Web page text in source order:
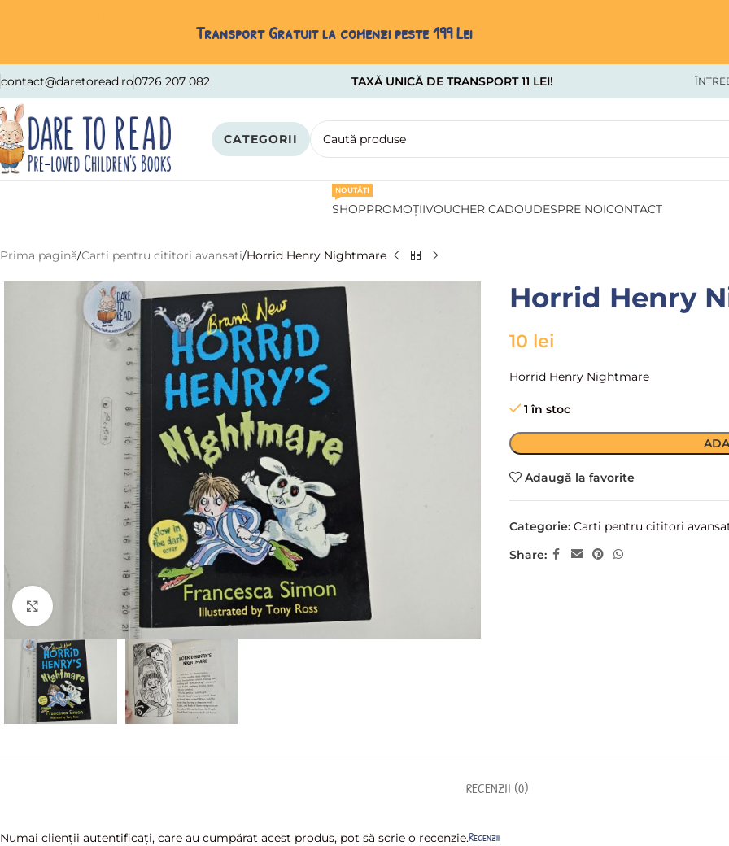
Transport Gratuit la comenzi peste 199 Lei
contact@daretoread.ro0726 207 082 TAXĂ UNICĂ DE TRANSPORT 11 LEI!
CATEGORII
SHOP
NOUTĂȚI
PROMOȚIIVOUCHER CADOUDESPRE NOICONTACT
Prima pagină Carti pentru cititori avansati Horrid Henry Nightmare
Faceți click pentru a mări
Horrid Henry
10 lei
Horrid Henry Nightmare
1 în stoc
Adaugă la favorite
Categorie: Carti pentru cititori
Share:
RECENZII (0)
Recenzii
Numai clienții autentificați, care au cumpărat acest produs, pot să scrie o recenzie.